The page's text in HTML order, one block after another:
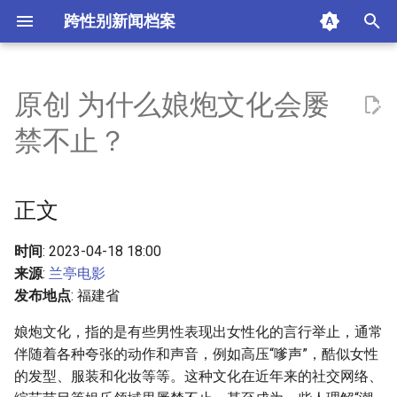
跨性别新闻档案
n
t
a
l
i
n
正文
附加信息 [Processed Page
原创 为什么娘炮文化会屡
禁不止？
正文
时间: 2023-04-18 18:00
来源: 兰亭电影
发布地点: 福建省
娘炮文化，指的是有些男性表现出女性化的言行举止，通常
伴随着各种夸张的动作和声音，例如高压“嗲声”，酷似女性
的发型、服装和化妆等等。这种文化在近年来的社交网络、